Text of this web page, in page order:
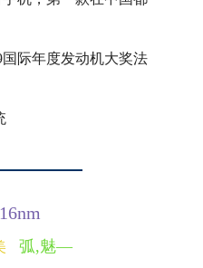
际年度发动机大奖法
16nm
弧,魅—